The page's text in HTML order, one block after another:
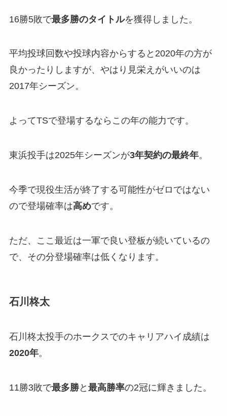
16勝5敗で最多勝のタイトルを獲得しました。
平均投球回数や投球内容からすると2020年の方が
良かったりしますが、やはり見栄えがいいのは
2017年シーズン。
よってTSで登場するならこの年の能力です。
東浜投手は2025年シーズンが3年契約の最終年。
今季で現役生活が終了する可能性がゼロではない
ので登場確率は高めです。
ただ、ここ最近は一軍で良い登板が続いているの
で、その分登場確率は低くなります。
石川柊太
石川柊太投手のホークスでのキャリアハイ成績は
2020年。
11勝3敗で最多勝と 最高勝率の2冠に輝きました。